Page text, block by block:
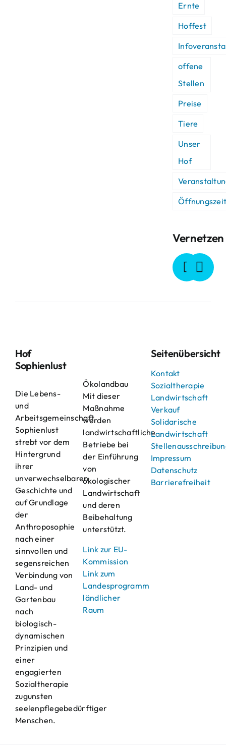
Ernte
Hoffest
offene
Stellen
Preise
Tiere
Unser
Hof
Vernetzen
Hof
Sophienlust
Die Lebens-
und
Arbeitsgemeinschaft
Sophienlust
strebt vor dem
Hintergrund
ihrer
unverwechselbaren
Geschichte und
auf Grundlage
der
Anthroposophie
nach einer
sinnvollen und
segensreichen
Verbindung von
Land- und
Gartenbau
nach
biologisch-
dynamischen
Prinzipien und
einer
engagierten
Sozialtherapie
zugunsten
seelenpflegebedürftiger
Menschen.
Ökolandbau
Mit dieser
Maßnahme
werden
landwirtschaftliche
Betriebe bei
der Einführung
von
ökologischer
Landwirtschaft
und deren
Beibehaltung
unterstützt.
Link zur EU-
Kommission
Link zum
Landesprogramm
ländlicher
Raum
Seitenübersicht
Kontakt
Sozialtherapie
Landwirtschaft
Verkauf
Solidarische
Landwirtschaft
Impressum
Datenschutz
Barrierefreiheit